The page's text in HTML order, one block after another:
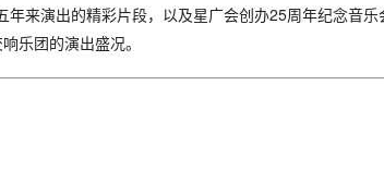
年来演出的精彩片段，以及星广会创办25周年纪念音乐
乐团的演出盛况。